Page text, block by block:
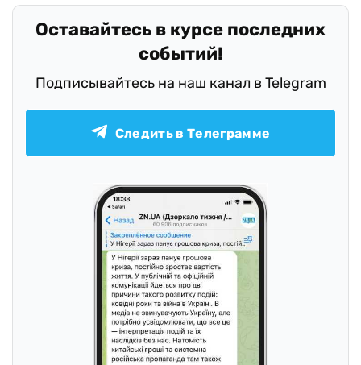
Оставайтесь в курсе последних
событий!
Подписывайтесь на наш канал в Telegram
Следить в Телеграмме